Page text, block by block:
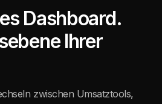
Dashboard.
Ihrer
zwischen Umsatztools,